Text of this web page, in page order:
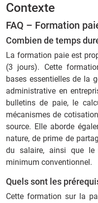
Contexte
FAQ – Formation
Combien de temps
La formation paie est
(3 jours). Cette
bases essentielles de la
administrative en
bulletins de paie, le
mécanismes de
source. Elle aborde
nature, de prime de
du salaire, ainsi que
minimum conventionnel.
Quels sont les
Cette formation sur la